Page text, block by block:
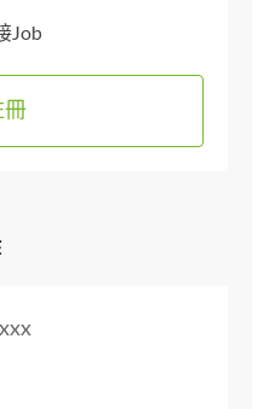
Job
冊